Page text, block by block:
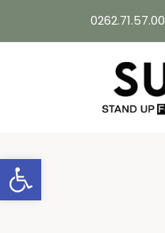
Ouvrir la barre d’outils
to
0262.71.57.00